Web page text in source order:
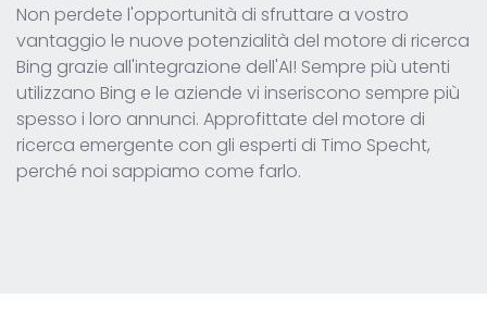
Non perdete l'opportunità di sfruttare a vostro
vantaggio le nuove potenzialità del motore di ricerca
Bing grazie all'integrazione dell'AI! Sempre più utenti
utilizzano Bing e le aziende vi inseriscono sempre più
spesso i loro annunci. Approfittate del motore di
ricerca emergente con gli esperti di Timo Specht,
perché noi sappiamo come farlo.